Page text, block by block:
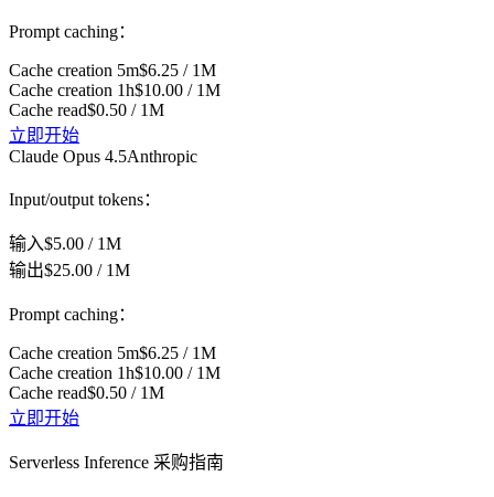
Prompt caching：
Cache creation 5m$6.25 / 1M
Cache creation 1h$10.00 / 1M
Cache read$0.50 / 1M
立即开始
Claude Opus 4.5Anthropic
Input/output tokens：
输入$5.00 / 1M
输出$25.00 / 1M
Prompt caching：
Cache creation 5m$6.25 / 1M
Cache creation 1h$10.00 / 1M
Cache read$0.50 / 1M
立即开始
Serverless Inference 采购指南